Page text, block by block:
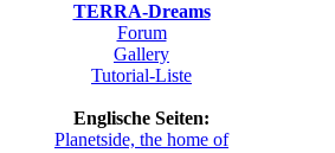
TERRA-Dreams
Forum
Gallery
Tutorial-Liste
Englische Seiten:
Planetside, the home of